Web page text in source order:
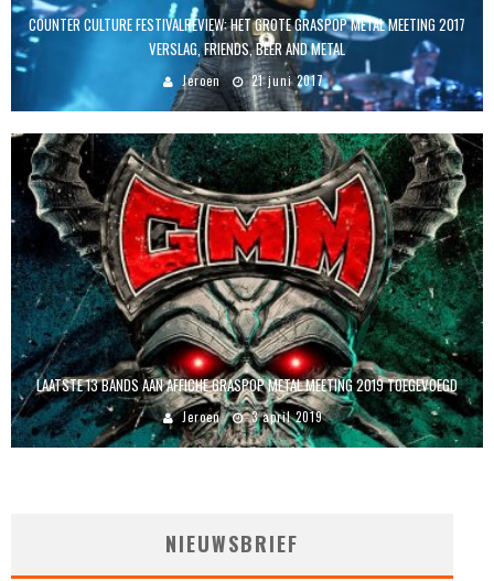
COUNTER CULTURE FESTIVALREVIEW: HET GROTE GRASPOP METAL MEETING 2017
VERSLAG, FRIENDS, BEER AND METAL
Jeroen 21 juni 2017
LAATSTE 13 BANDS AAN AFFICHE GRASPOP METAL MEETING 2019 TOEGEVOEGD
Jeroen 3 april 2019
NIEUWSBRIEF